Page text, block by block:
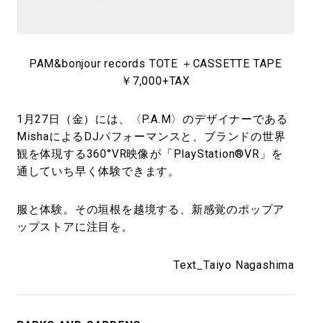
PAM&bonjour records TOTE ＋CASSETTE TAPE
￥7,000+TAX
1月27日（金）には、〈P.A.M〉のデザイナーである
MishaによるDJパフォーマンスと、ブランドの世界
観を体現する360°VR映像が「PlayStation®VR」を
通していち早く体験できます。
服と体験。その垣根を越境する、新感覚のポップア
ップストアに注目を。
Text_Taiyo Nagashima